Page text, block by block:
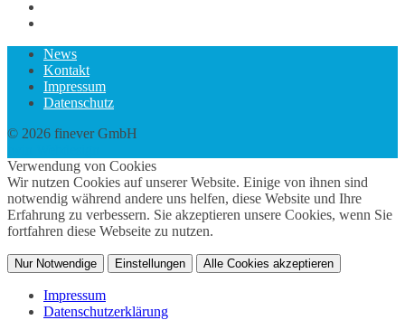
News
Kontakt
Impressum
Datenschutz
© 2026 finever GmbH
Verwendung von Cookies
Wir nutzen Cookies auf unserer Website. Einige von ihnen sind
notwendig während andere uns helfen, diese Website und Ihre
Erfahrung zu verbessern. Sie akzeptieren unsere Cookies, wenn Sie
fortfahren diese Webseite zu nutzen.
Nur Notwendige Einstellungen Alle Cookies akzeptieren
Impressum
Datenschutzerklärung